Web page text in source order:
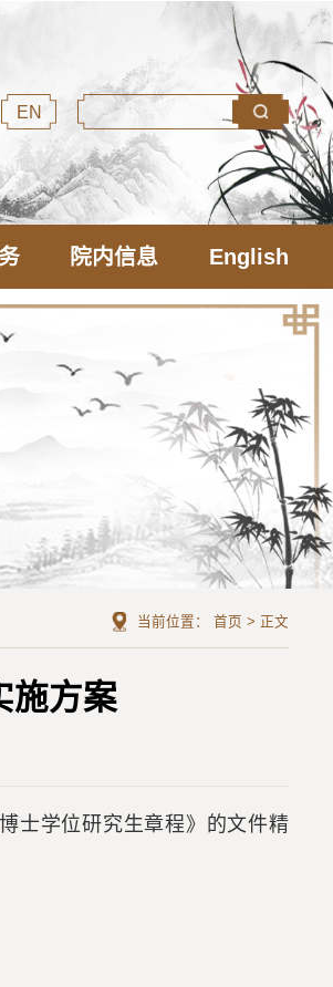
EN
院内信息 English
当前位置： 首页 > 正文
施方案
士学位研究生章程》的文件精